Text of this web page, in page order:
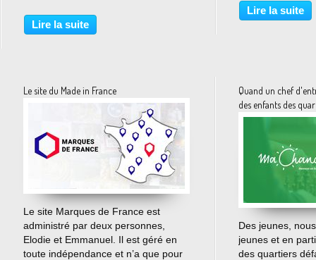
répond à deux problématiques. La
première que nous rencontrons
Lire la suite
nouveau si ce
Frédéric, les
Lire la suite
Le site du Made in France
…
Le site Marques de France est
administré par deux personnes,
Elodie et Emmanuel. Il est géré en
toute indépendance et n’a que pour
Quand un chef
des enfants des
Des jeunes,
jeunes et en
des quartiers